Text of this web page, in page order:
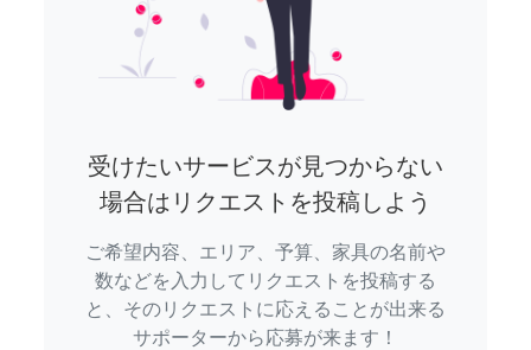
受けたいサービスが見つからない
場合はリクエストを投稿しよう
ご希望内容、エリア、予算、家具の名前や
数などを入力してリクエストを投稿する
と、そのリクエストに応えることが出来る
サポーターから応募が来ます！